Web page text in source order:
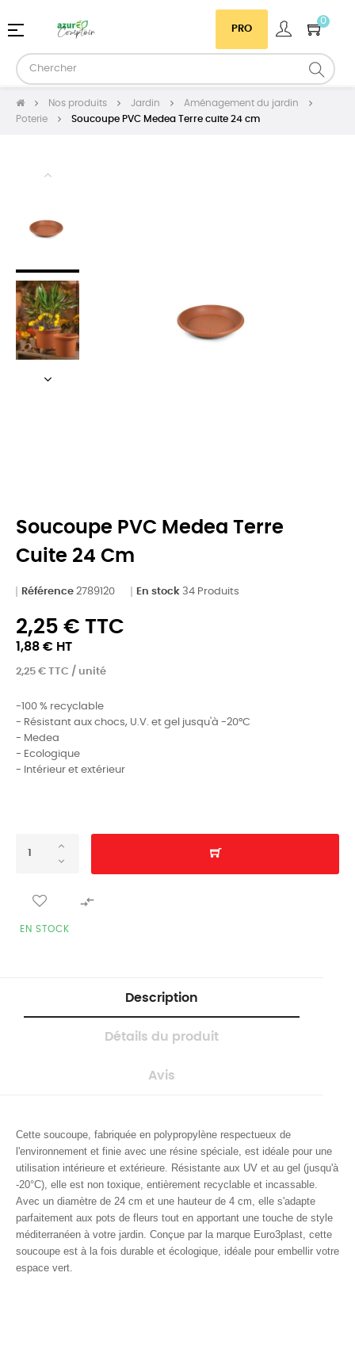
PRO
0
Basculer
navigation
☰
Nos produits Jardin
Aménagement du jardin
Poterie
Soucoupe PVC Medea Terre cuite 24 cm
Soucoupe PVC Medea Terre
Cuite 24 Cm
Référence 2789120 En stock 34 Produits
2,25 € TTC
1,88 € HT
2,25 € TTC / unité
-100 % recyclable
- Résistant aux chocs, U.V. et gel jusqu'à -20°C
- Medea
- Ecologique
- Intérieur et extérieur

EN STOCK
Description
Détails du produit
Avis
Cette soucoupe, fabriquée en polypropylène respectueux de
l'environnement et finie avec une résine spéciale, est idéale pour une
utilisation intérieure et extérieure. Résistante aux UV et au gel (jusqu'à
-20°C), elle est non toxique, entièrement recyclable et incassable.
Avec un diamètre de 24 cm et une hauteur de 4 cm, elle s'adapte
parfaitement aux pots de fleurs tout en apportant une touche de style
méditerranéen à votre jardin. Conçue par la marque Euro3plast, cette
soucoupe est à la fois durable et écologique, idéale pour embellir votre
espace vert.